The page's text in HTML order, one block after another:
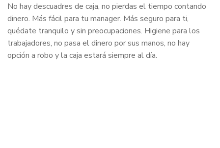
No hay descuadres de caja, no pierdas el tiempo contando
dinero. Más fácil para tu manager. Más seguro para ti,
quédate tranquilo y sin preocupaciones. Higiene para los
trabajadores, no pasa el dinero por sus manos, no hay
opción a robo y la caja estará siempre al día.